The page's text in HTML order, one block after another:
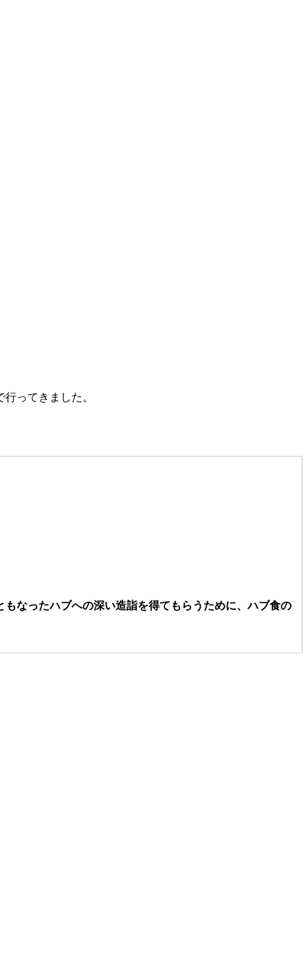
ってきました。
もなったハブへの深い造詣を得てもらうために、ハブ食の